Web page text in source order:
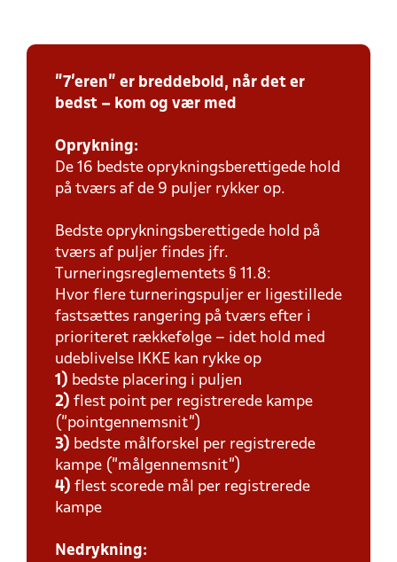
"7'eren" er breddebold, når det er
bedst – kom og vær med
Oprykning:
De 16 bedste oprykningsberettigede hold
på tværs af de 9 puljer rykker op.
Bedste oprykningsberettigede hold på
tværs af puljer findes jfr.
Turneringsreglementets § 11.8:
Hvor flere turneringspuljer er ligestillede
fastsættes rangering på tværs efter i
prioriteret rækkefølge – idet hold med
udeblivelse IKKE kan rykke op
1) bedste placering i puljen
2) flest point per registrerede kampe
(”pointgennemsnit”)
3) bedste målforskel per registrerede
kampe (”målgennemsnit”)
4) flest scorede mål per registrerede
kampe
Nedrykning: